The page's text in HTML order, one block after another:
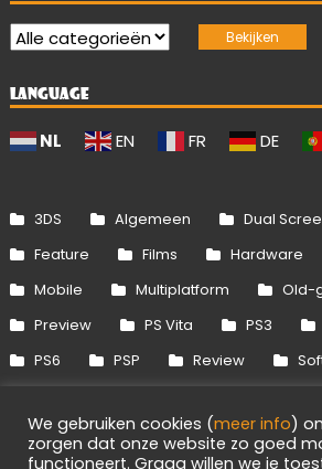
LANGUAGE
NL EN FR DE
3DS Algemeen Dual
Feature
Films Hardware
Mobile
Multiplatform Old-
Preview
PS Vita PS3
PS6
PSP Review
Xbox 360
Xbox One Xbox
We gebruiken cookies (meer info)
zorgen dat onze website zo goed
functioneert. Graag willen we je